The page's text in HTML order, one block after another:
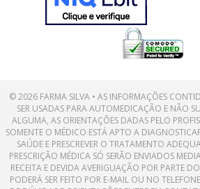
© 2026 FARMA SILVA • AS INFORMAÇÕES
SER USADAS PARA AUTOMEDICAÇÃO E NÃO
ALGUMA, AS ORIENTAÇÕES DADAS PELO
SOMENTE O MÉDICO ESTÁ APTO A
SAÚDE E PRESCREVER O TRATAMENTO
PRESCRIÇÃO MÉDICA SÓ SERÃO ENVIADOS
RECEITA E DEVIDA AVERIGUAÇÃO POR PARTE
PODERÁ SER FEITO POR E-MAIL OU NO